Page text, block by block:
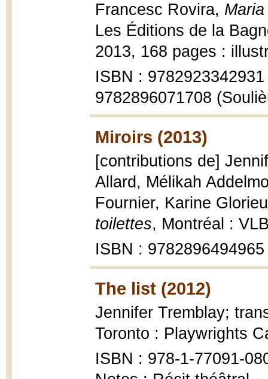
Francesc Rovira,
Les Éditions de la
2013, 168 pages :
ISBN :
9782896071708
Miroirs (2013)
[contributions de]
Allard, Mélikah
Fournier, Karine
toilettes, Montréal :
ISBN : 9782896494965
The list (2012)
Jennifer Tremblay;
Toronto : Playwrights
ISBN : 978-1-77091-